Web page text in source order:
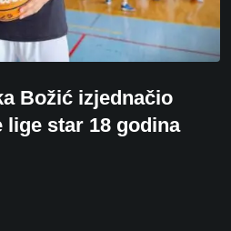
Božić izjednačio
star 18 godina